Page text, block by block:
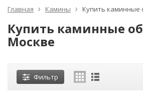
Главная Камины Купить каминные
Купить каминные
Москве
Фильтр